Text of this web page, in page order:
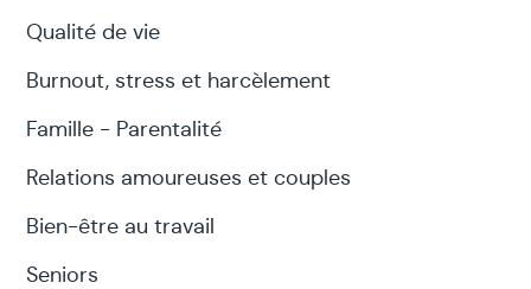
Qualité de vie
Burnout, stress et harcèlement
Famille - Parentalité
Relations amoureuses et couples
Bien-être au travail
Seniors